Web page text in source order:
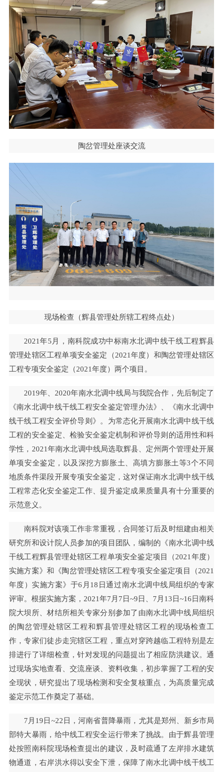
陶岔管理处座谈交流
现场检查（辉县管理处所辖工程终点处）
2021年5月，南科院成功中标南水北调中线干线工程辉县
管理处辖区工程单项安全鉴定（2021年度）和陶岔管理处辖区
工程专项安全鉴定（2021年度）两个项目。
2019年、2020年南水北调中线局与我院合作，先后制定了
《南水北调中线干线工程安全鉴定管理办法》、《南水北调中
线干线工程安全评价导则》。为常态化开展南水北调中线干线
工程的安全鉴定、检验安全鉴定机制和评价导则的适用性和科
学性，2021年南水北调中线局选取辉县、定州两个管理处开展
单项安全鉴定，以及深挖方膨胀土、高填方膨胀土等3个不同
地质条件渠段开展专项安全鉴定，这对保证南水北调中线干线
工程常态化安全鉴定工作、提升鉴定成果质量具有十分重要的
示范意义。
南科院对该项工作非常重视，合同签订后及时组建由相关
研究所和设计院人员参加的项目团队，编制的《南水北调中线
干线工程辉县管理处辖区工程单项安全鉴定项目（2021年度）
实施方案》和《陶岔管理处辖区工程专项安全鉴定项目（2021
年度）实施方案》于6月18日通过南水北调中线局组织的专家
评审。根据实施方案，2021年7月7日~9日、7月13日~16日南科
院大坝所、材结所相关专家分别参加了由南水北调中线局组织
的陶岔管理处辖区工程和辉县管理处辖区工程的现场检查工
作，专家们徒步走完辖区工程，重点对穿跨越临工程特别是左
排进行了详细检查，针对发现的问题提出了相应防洪建议。通
过现场实地查看、交流座谈、资料收集，初步掌握了工程的安
全现状，研究提出了现场检测和安全复核重点，为高质量完成
鉴定示范工作奠定了基础。
7月19日~22日，河南省普降暴雨，尤其是郑州、新乡市局
部特大暴雨，给中线工程安全运行带来了挑战。由于辉县管理
处按照南科院现场检查提出的建议，及时疏通了左岸排水建筑
物通道，右岸洪水得以安全下泄，保障了南水北调中线干线工